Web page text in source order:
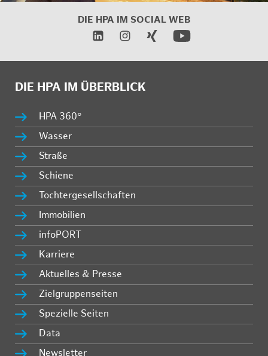
DIE HPA IM SOCIAL WEB
DIE HPA IM ÜBERBLICK
HPA 360°
Wasser
Straße
Schiene
Tochtergesellschaften
Immobilien
infoPORT
Karriere
Aktuelles & Presse
Zielgruppenseiten
Spezielle Seiten
Data
Newsletter